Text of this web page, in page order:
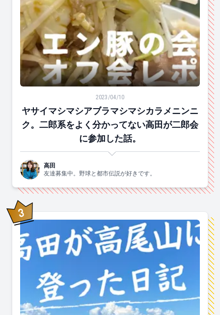
ヤサイマシマシアブラマシマシカラメニンニク。二郎
2023/04/10
ヤサイマシマシアブラマシマシカラメニンニ
ク。二郎系をよく分かってない高田が二郎会
に参加した話。
高田
友達募集中。野球と都市伝説が好きです。
3位